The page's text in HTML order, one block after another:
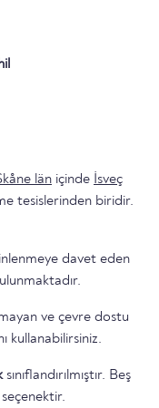
län içinde İsveç
tesislerinden biridir.
davet eden
ve çevre dostu
kullanabilirsiniz.
sınıflandırılmıştır. Beş